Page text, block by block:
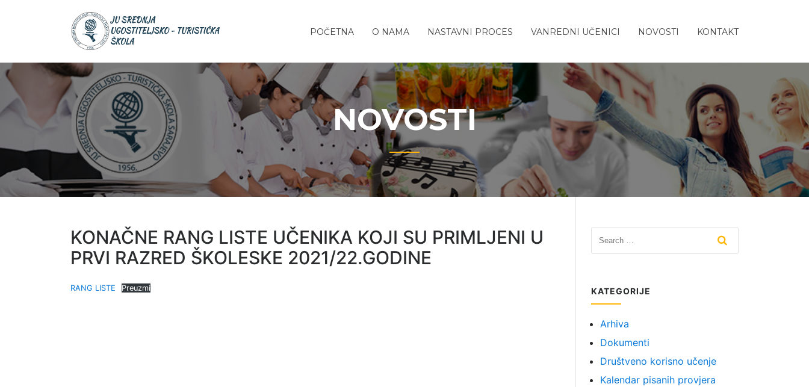
UGOSTITELJSKO-
ŠKOLA
POČETNA O NAMA NASTAVNI PROCES VANREDNI UČENICI NOVOSTI KONTAKT
NOVOSTI
KONAČNE RANG LISTE UČENIKA KOJI SU PRIMLJENI U
PRVI RAZRED ŠKOLESKE 2021/22.GODINE
RANG LISTE Preuzmi KATEGORIJE
Arhiva
Dokumenti
Društveno korisno učenje
Kalendar pisanih provjera